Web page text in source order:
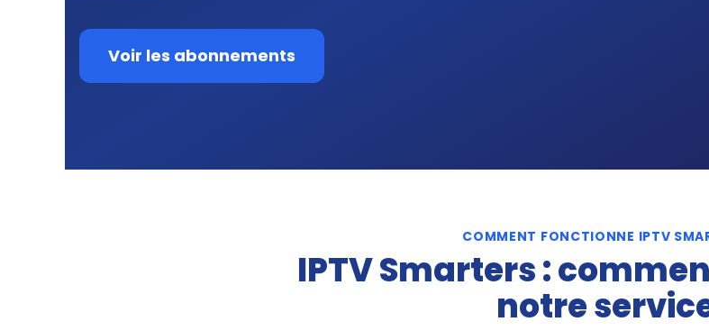
Voir les abonnements
COMMENT FONCTIONNE IPTV
IPTV Smarters :
notre